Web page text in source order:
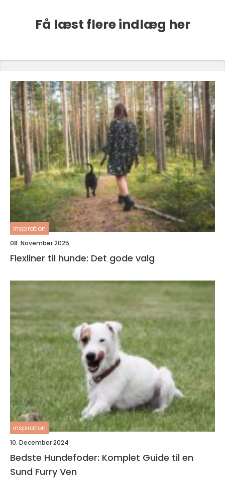
Få læst flere indlæg her
inspiration
08. November 2025
Flexliner til hunde: Det gode valg
inspiration
10. December 2024
Bedste Hundefoder: Komplet Guide til en
Sund Furry Ven